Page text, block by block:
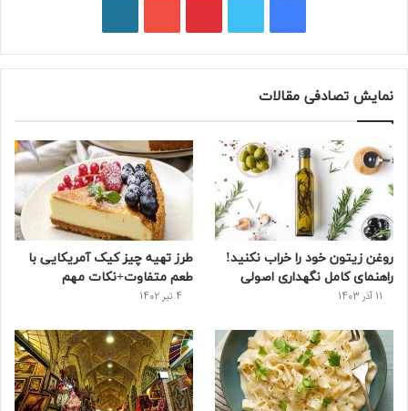
ی
س
ب
و
و
ی
ت
ر
ی
ت
ر
س
ت
و
ی
و
ب
ر
پ
ر
س
نمایش تصادفی مقالات
روغن زیتون خود را خراب نکنید!
راهنمای کامل نگهداری اصولی
11 آذر 1403
طرز تهیه چیز کیک آمریکایی با
طعم متفاوت+نکات مهم
4 تیر 1402